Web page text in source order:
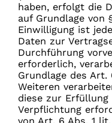
haben, erfolgt die
auf Grundlage von
Einwilligung ist
Daten zur
Durchführung
erforderlich,
Grundlage des Art.
Weiteren
diese zur
Verpflichtung
von Art. 6 Abs. 1 lit.